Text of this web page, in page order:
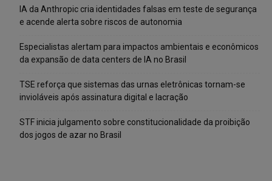
IA da Anthropic cria identidades falsas em teste de segurança
e acende alerta sobre riscos de autonomia
Especialistas alertam para impactos ambientais e econômicos
da expansão de data centers de IA no Brasil
TSE reforça que sistemas das urnas eletrônicas tornam-se
invioláveis após assinatura digital e lacração
STF inicia julgamento sobre constitucionalidade da proibição
dos jogos de azar no Brasil